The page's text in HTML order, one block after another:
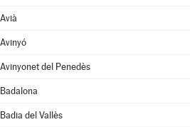
Avià
Avinyó
Avinyonet del Penedès
Badalona
Badia del Vallès